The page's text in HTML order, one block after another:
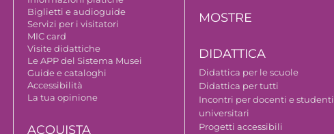
Biglietti e audioguide
Servizi per i visitatori
MIC card
Visite didattiche
Le APP del Sistema Musei
Guide e cataloghi
Accessibilità
La tua opinione
ACQUISTA
MOSTRE
DIDATTICA
Didattica per le scuole
Didattica per tutti
Incontri per docenti e studenti
universitari
Progetti accessibili